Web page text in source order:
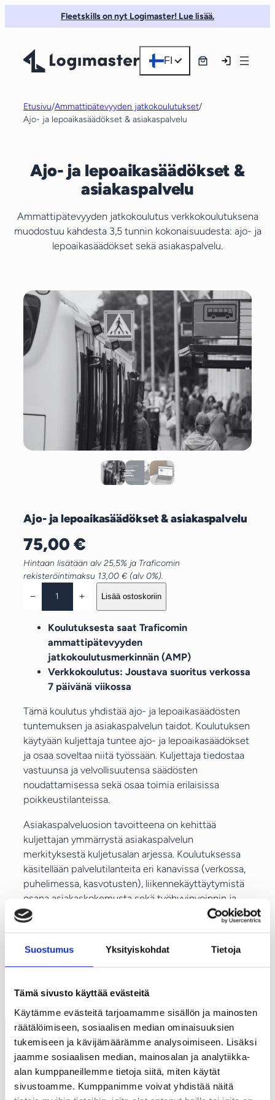
Suostumus Yksityiskohdat Tietoja
Tämä sivusto käyttää evästeitä
Käytämme evästeitä tarjoamamme sisällön ja mainosten
räätälöimiseen, sosiaalisen median ominaisuuksien
tukemiseen ja kävijämäärämme analysoimiseen. Lisäksi
jaamme sosiaalisen median, mainosalan ja analytiikka-
alan kumppaneillemme tietoja siitä, miten käytät
sivustoamme. Kumppanimme voivat yhdistää näitä
sisältöön
Fleetskills on nyt Logimaster! Lue lisää.
FI
Etusivu/Ammattipätevyyden jatkokoulutukset/
Ajo- ja lepoaikasäädökset & asiakaspalvelu
Ajo- ja lepoaikasäädökset &
asiakaspalvelu
Ammattipätevyyden jatkokoulutus verkkokoulutuksena
muodostuu kahdesta 3,5 tunnin kokonaisuudesta: ajo- ja
lepoaikasäädökset sekä asiakaspalvelu.
Ajo- ja lepoaikasäädökset & asiakaspalvelu
75,00 €
Hintaan lisätään alv 25,5% ja Traficomin
rekisteröintimaksu 13,00 € (alv 0%).
p
o
a
i
k
a
s
ä
d
ö
k
s
e
t
s
a
a
s
p
a
l
v
− + Lisää ostoskoriin
Koulutuksesta saat Traficomin
ammattipätevyyden
jatkokoulutusmerkinnän (AMP)
Verkkokoulutus: Joustava suoritus verkossa
7 päivänä viikossa
Tämä koulutus yhdistää ajo- ja lepoaikasäädösten
tuntemuksen ja asiakaspalvelun taidot. Koulutuksen
käytyään kuljettaja tuntee ajo- ja lepoaikasäädökset
ja osaa soveltaa niitä työssään. Kuljettaja tiedostaa
vastuunsa ja velvollisuutensa säädösten
noudattamisessa sekä osaa toimia erilaisissa
poikkeustilanteissa.
Asiakaspalveluosion tavoitteena on kehittää
kuljettajan ymmärrystä asiakaspalvelun
merkityksestä kuljetusalan arjessa. Koulutuksessa
käsitellään palvelutilanteita eri kanavissa (verkossa,
puhelimessa, kasvotusten), liikennekäyttäytymistä
osana asiakaskokemusta sekä työhyvinvoinnin ja
fyysisen terveyden yhteyttä asiakaspalveluun.
Toteutus: Verkkokoulutus. Koulutus on mahdollista
suorittaa yhden tai kahden peräkkäisen päivän
Lakisääteinen ajo ja
laadukas palvelu –
Logimasterin koulutus